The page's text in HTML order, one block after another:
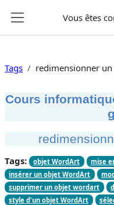
Vous êtes
Tags redimensionner
Cours
Tags: objet WordArt mise
insérer un objet WordArt
supprimer un objet wordart
style d'un objet WordArt